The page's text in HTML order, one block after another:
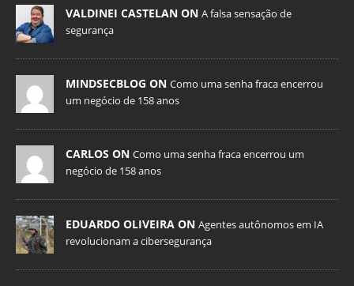
VALDINEI CASTELAN ON A falsa sensação de
segurança
MINDSECBLOG ON Como uma senha fraca encerrou
um negócio de 158 anos
CARLOS ON Como uma senha fraca encerrou um
negócio de 158 anos
EDUARDO OLIVEIRA ON Agentes autônomos em IA
revolucionam a cibersegurança